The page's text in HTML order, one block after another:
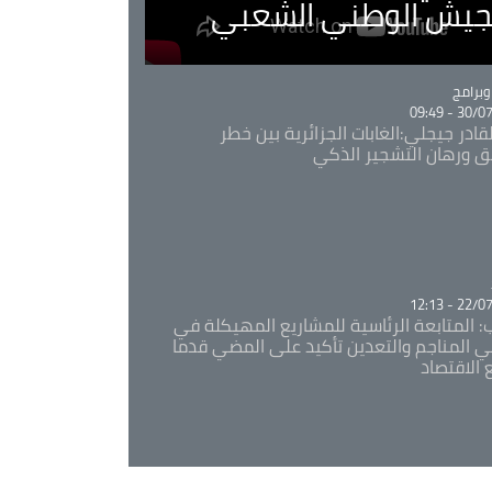
الوطني الشعبي
30/07/
جيجلي:الغابات الجزائرية بين خطر
ورهان التشجير الذكي
22/07/
المتابعة الرئاسية للمشاريع المهيكلة في
المناجم والتعدين تأكيد على المضي قدما
الاقتصاد